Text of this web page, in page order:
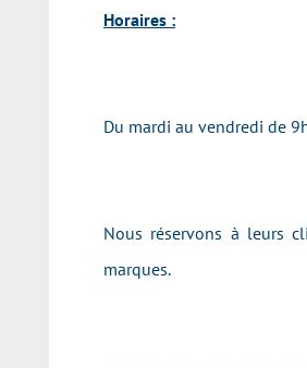
Horaires :
Du mardi au vendredi de
Nous réservons à leurs
marques.